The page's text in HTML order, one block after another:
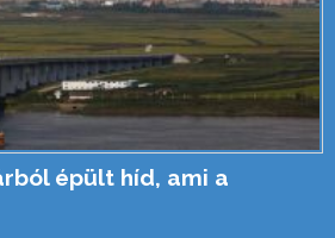
épült híd, ami a